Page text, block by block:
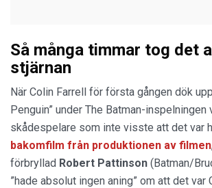
Så många timmar tog det
stjärnan
När Colin Farrell för första gången dök
Penguin” under The Batman-inspelningen
skådespelare som inte visste att det var
bakomfilm från produktionen av filmen
förbryllad Robert Pattinson (Batman/
”hade absolut ingen aning” om att det var